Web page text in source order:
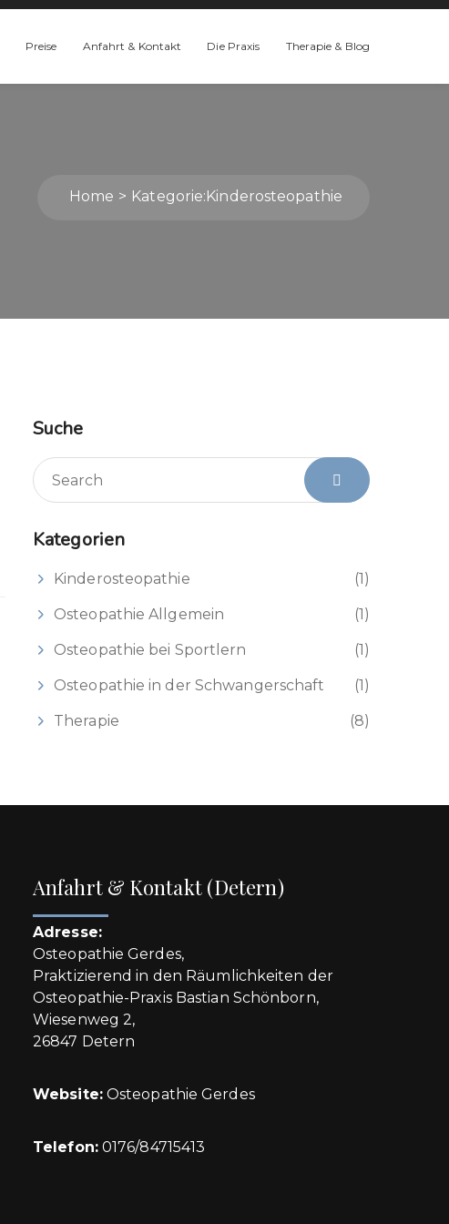
Preise Anfahrt & Kontakt Die Praxis Therapie & Blog
Home Kategorie:Kinderosteopathie
Suche
Kategorien
Kinderosteopathie (1)
Osteopathie Allgemein (1)
Osteopathie bei Sportlern (1)
Osteopathie in der Schwangerschaft (1)
Therapie (8)
Anfahrt & Kontakt (Detern)
Adresse:
Osteopathie Gerdes,
Praktizierend in den Räumlichkeiten der
Osteopathie-Praxis Bastian Schönborn,
Wiesenweg 2,
26847 Detern
Website: Osteopathie Gerdes
Telefon:0176/84715413